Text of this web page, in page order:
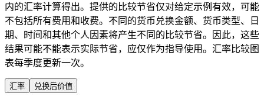
内的汇率计算得出。提供的比较节省仅对给定示例有效，可能
不包括所有费用和收费。不同的货币兑换金额、货币类型、日
期、时间和其他个人因素将产生不同的比较节省。因此，这些
结果可能不能表示实际节省，应仅作为指导使用。汇率比较图
表每季度更新一次。
汇率 兑换后价值